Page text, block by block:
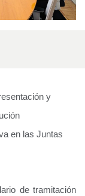
y
en las Juntas
de tramitación